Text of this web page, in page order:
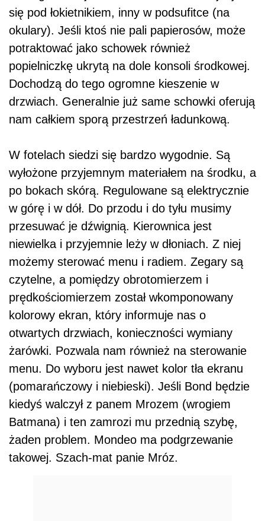
się pod łokietnikiem, inny w podsufitce (na
okulary). Jeśli ktoś nie pali papierosów, może
potraktować jako schowek również
popielniczkę ukrytą na dole konsoli środkowej.
Dochodzą do tego ogromne kieszenie w
drzwiach. Generalnie już same schowki oferują
nam całkiem sporą przestrzeń ładunkową.
W fotelach siedzi się bardzo wygodnie. Są
wyłożone przyjemnym materiałem na środku, a
po bokach skórą. Regulowane są elektrycznie
w górę i w dół. Do przodu i do tyłu musimy
przesuwać je dźwignią. Kierownica jest
niewielka i przyjemnie leży w dłoniach. Z niej
możemy sterować menu i radiem. Zegary są
czytelne, a pomiędzy obrotomierzem i
prędkościomierzem został wkomponowany
kolorowy ekran, który informuje nas o
otwartych drzwiach, konieczności wymiany
żarówki. Pozwala nam również na sterowanie
menu. Do wyboru jest nawet kolor tła ekranu
(pomarańczowy i niebieski). Jeśli Bond będzie
kiedyś walczył z panem Mrozem (wrogiem
Batmana) i ten zamrozi mu przednią szybę,
żaden problem. Mondeo ma podgrzewanie
takowej. Szach-mat panie Mróz.